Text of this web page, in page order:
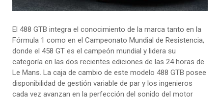
El 488 GTB integra el conocimiento de la marca tanto en la
Fórmula 1 como en el Campeonato Mundial de Resistencia,
donde el 458 GT es el campeón mundial y lidera su
categoría en las dos recientes ediciones de las 24 horas de
Le Mans. La caja de cambio de este modelo 488 GTB posee
disponibilidad de gestión variable de par y los ingenieros
cada vez avanzan en la perfección del sonido del motor